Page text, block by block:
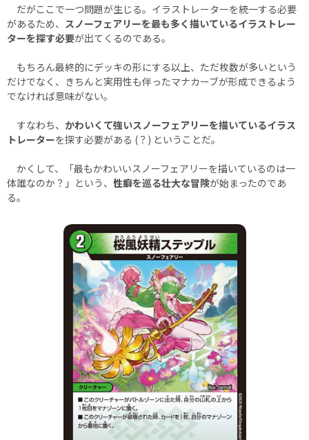
だがここで一つ問題が生じる。イラストレーターを統一する必要
があるため、 スノーフェアリーを最も多く描いているイラストレー
ターを探す必要が出てくるのである。
もちろん最終的にデッキの形にする以上、ただ枚数が多いという
だけでなく、きちんと実用性も伴ったマナカーブが形成できるよう
でなければ意味がない。
すなわち、 かわいくて強いスノーフェアリーを描いているイラス
トレーターを探す必要がある (？) ということだ。
かくして、「最もかわいいスノーフェアリーを描いているのは一
体誰なのか？」という、 性癖を巡る壮大な冒険が始まったのであ
る。